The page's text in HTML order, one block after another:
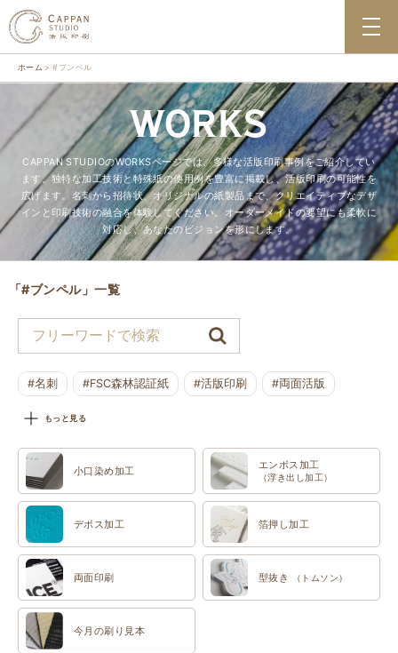
ホーム #ブンペル
WORKS
CAPPAN STUDIOのWORKSページでは、多様な活版印刷事例をご紹介してい
ます。独特な加工技術と特殊紙の使用例を豊富に掲載し、活版印刷の可能性を
広げます。名刺から招待状、オリジナルの紙製品まで、クリエイティブなデザ
インと印刷技術の融合を体験してください。オーダーメイドの要望にも柔軟に
対応し、あなたのビジョンを形にします。
「#ブンペル」一覧
#名刺 #FSC森林認証紙 #活版印刷 #両面活版
#特色印刷
もっと見る
小口染め加工 エンボス加工
（浮き出し加工）
デボス加工 箔押し加工
両面印刷 型抜き （トムソン）
今月の刷り見本